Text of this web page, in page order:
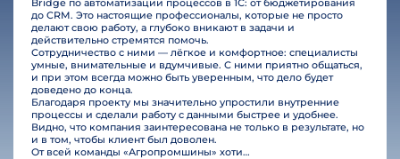
Bridge по автоматизации процессов в 1С: от бюджетирования
до CRM. Это настоящие профессионалы, которые не просто
делают свою работу, а глубоко вникают в задачи и
действительно стремятся помочь.
Сотрудничество с ними — лёгкое и комфортное: специалисты
умные, внимательные и вдумчивые. С ними приятно общаться,
и при этом всегда можно быть уверенным, что дело будет
доведено до конца.
Благодаря проекту мы значительно упростили внутренние
процессы и сделали работу с данными быстрее и удобнее.
Видно, что компания заинтересована не только в результате, но
и в том, чтобы клиент был доволен.
От всей команды «Агропромшины» хотим поблагодарить специалистов Legal Bridge за отличную работу и человеческое отношение.…